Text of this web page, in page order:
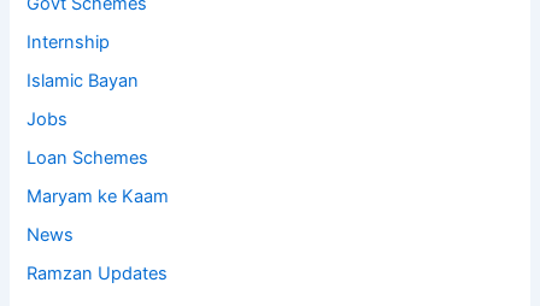
Internship
Islamic Bayan
Jobs
Loan Schemes
Maryam ke Kaam
News
Ramzan Updates